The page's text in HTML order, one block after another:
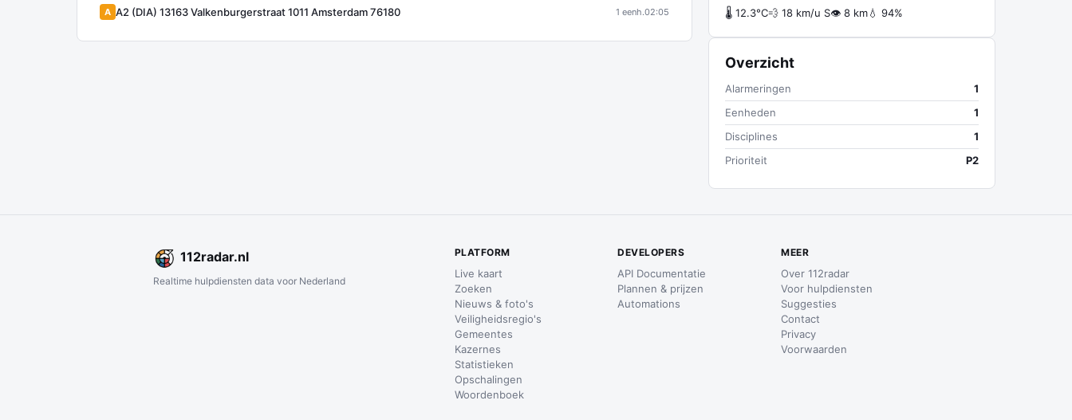
A A2 (DIA) 13163 Valkenburgerstraat 1011 Amsterdam 76180 1 eenh.02:05 🌡 12.3°C💨 18 km/u S👁 8 km💧 94%
Overzicht
Alarmeringen
1
Eenheden
1
Disciplines
1
Prioriteit
P2
112radar.nl
Realtime hulpdiensten data voor Nederland
PLATFORM
Live kaart
Zoeken
Nieuws & foto's
Veiligheidsregio's
Gemeentes
Kazernes
Statistieken
Opschalingen
Woordenboek
DEVELOPERS
API Documentatie
Plannen & prijzen
Automations
MEER
Over 112radar
Voor hulpdiensten
Suggesties
Contact
Privacy
Voorwaarden